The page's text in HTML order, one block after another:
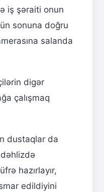
iş şəraiti onun
sonuna doğru
salanda
digər
çalışmaq
dustaqlar da
hazırlayır,
edildiyini